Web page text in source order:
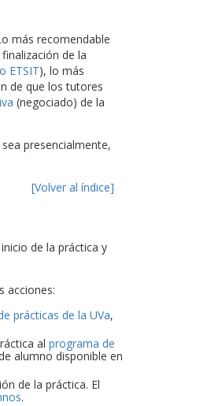
más recomendable
de la
ETSIT), lo más
de que los tutores
(negociado) de la
sea presencialmente,
[Volver al índice]
de la práctica y
acciones:
prácticas de la UVa,
al programa de
alumno disponible en
de la práctica. El
.